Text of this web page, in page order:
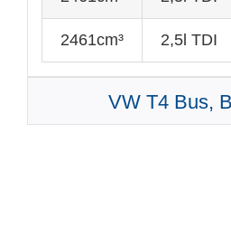
2461cm³ 2,5l TDI
VW T4 Bus,